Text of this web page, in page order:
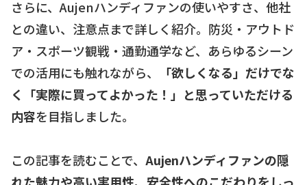
さらに、Aujenハンディファンの使いやすさ、他社
との違い、注意点まで詳しく紹介。防災・アウトド
ア・スポーツ観戦・通勤通学など、あらゆるシーン
での活用にも触れながら、
「欲しくなる」だけでな
く「実際に買ってよかった！」と思っていただける
内容を目指しました。
この記事を読むことで、 Aujenハンディファンの隠